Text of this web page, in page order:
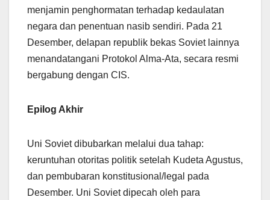
menjamin penghormatan terhadap kedaulatan
negara dan penentuan nasib sendiri. Pada 21
Desember, delapan republik bekas Soviet lainnya
menandatangani Protokol Alma-Ata, secara resmi
bergabung dengan CIS.
Epilog Akhir
Uni Soviet dibubarkan melalui dua tahap:
keruntuhan otoritas politik setelah Kudeta Agustus,
dan pembubaran konstitusional/legal pada
Desember. Uni Soviet dipecah oleh para